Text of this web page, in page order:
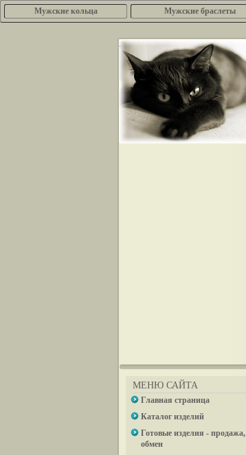
Мужские кольца Мужские браслеты
.
МЕНЮ САЙТА
Главная страница
Каталог изделий
Готовые изделия - продажа,
обмен